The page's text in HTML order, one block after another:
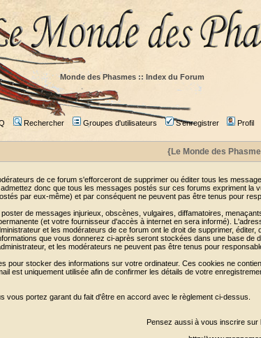
Monde des Phasmes :: Index du Forum
Rechercher Groupes d'utilisateurs S'enregistrer Profil
{Le Monde des
de ce forum s'efforceront de supprimer ou éditer tous les
donc que tous les messages postés sur ces forums expriment
par eux-même) et par conséquent ne peuvent pas être tenus pour
de messages injurieux, obscènes, vulgaires, diffamatoires,
(et votre fournisseur d'accès à internet en sera informé).
et les modérateurs de ce forum ont le droit de supprimer,
que vous donnerez ci-après seront stockées dans une base
et les modérateurs ne peuvent pas être tenus pour
pour stocker des informations sur votre ordinateur. Ces cookies ne
est uniquement utilisée afin de confirmer les détails de votre
vous portez garant du fait d'être en accord avec le règlement ci-dessus.
Pensez aussi à vous inscrire sur